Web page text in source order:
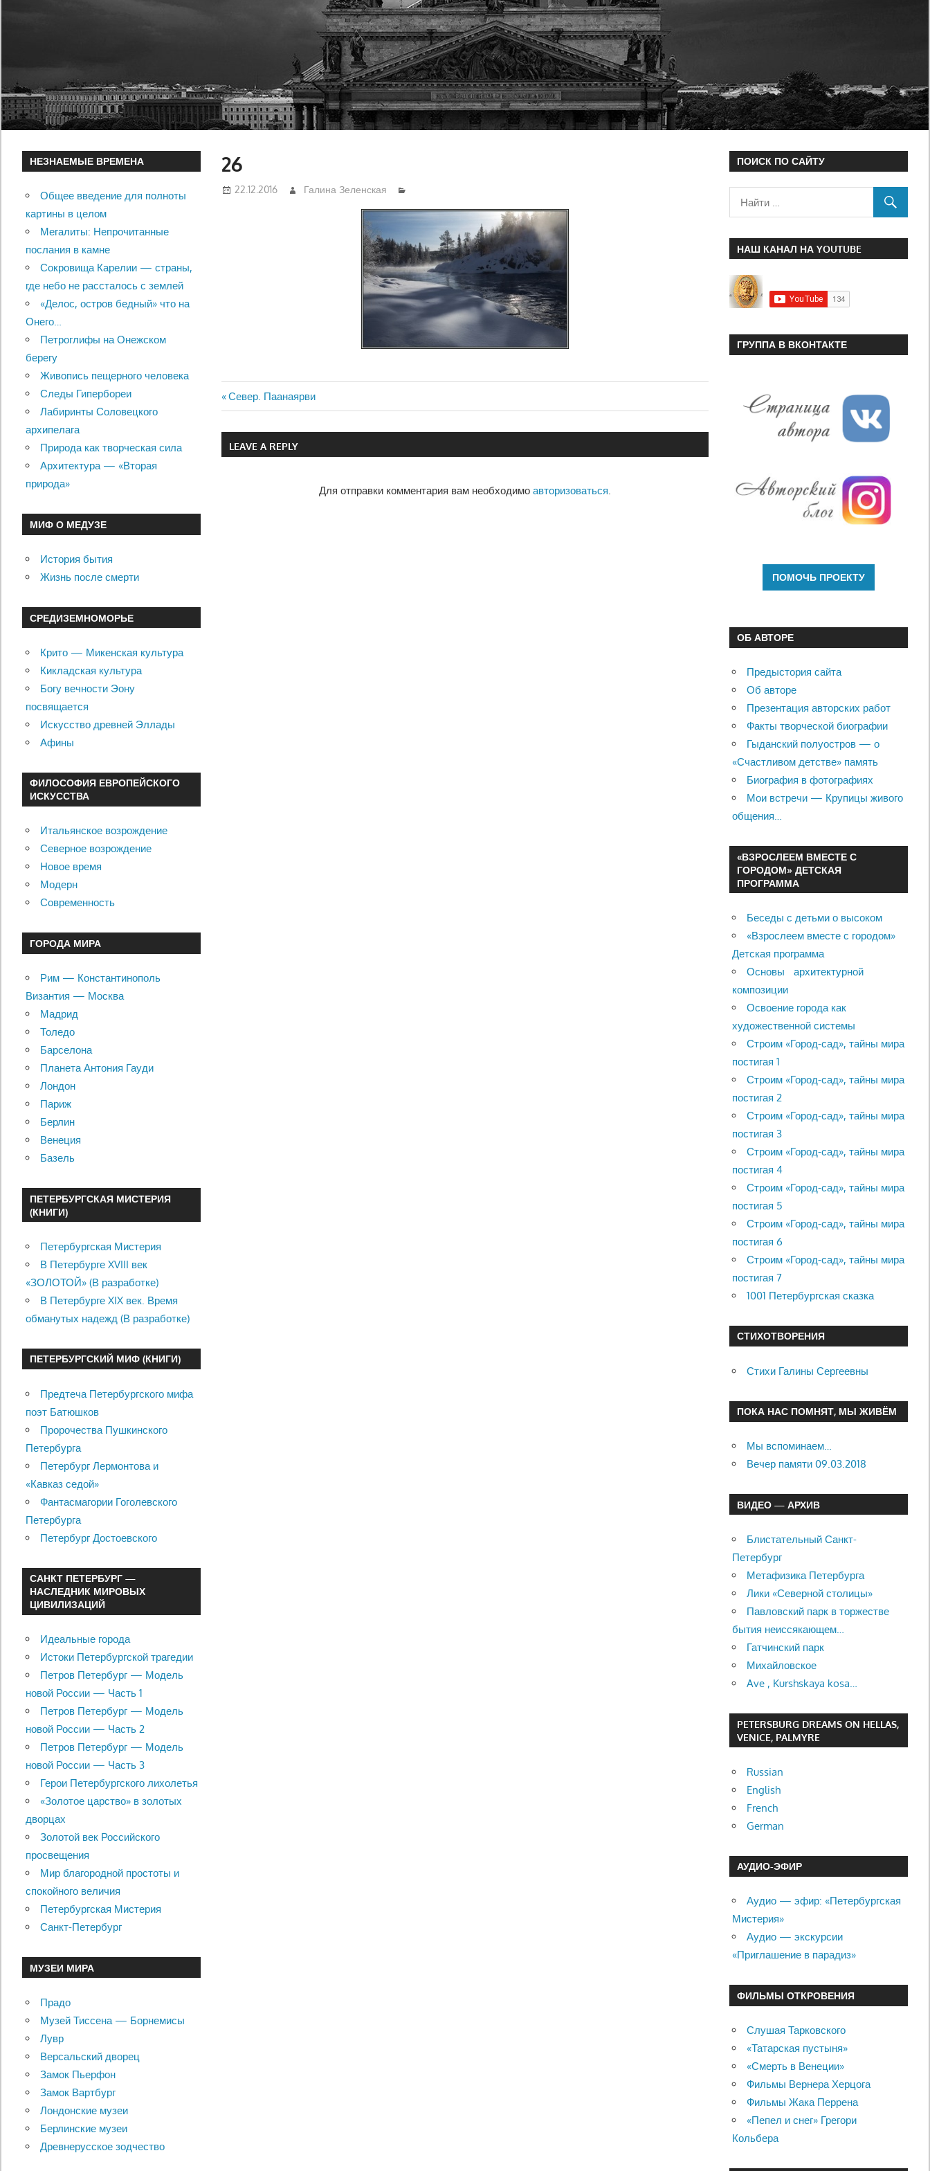
26
22.12.2016 Галина Зеленская
Навигация
по
Previous
Post:
Север. Паанаярви
LEAVE A REPLY
Для отправки комментария вам необходимо авторизоваться.
НЕЗНАЕМЫЕ ВРЕМЕНА
Общее введение для полноты
картины в целом
Мегалиты: Непрочитанные
послания в камне
Сокровища Карелии — страны,
где небо не рассталось с землей
«Делос, остров бедный» что на
Онего…
Петроглифы на Онежском
берегу
Живопись пещерного человека
Следы Гипербореи
Лабиринты Соловецкого
архипелага
Природа как творческая сила
Архитектура — «Вторая
природа»
МИФ О МЕДУЗЕ
История бытия
Жизнь после смерти
СРЕДИЗЕМНОМОРЬЕ
Крито — Микенская культура
Кикладская культура
Богу вечности Эону
посвящается
Искусство древней Эллады
Афины
ФИЛОСОФИЯ ЕВРОПЕЙСКОГО
ИСКУССТВА
Итальянское возрождение
Северное возрождение
Новое время
Модерн
Современность
ГОРОДА МИРА
Рим — Константинополь
Византия — Москва
Мадрид
Толедо
Барселона
Планета Антония Гауди
Лондон
Париж
Берлин
Венеция
Базель
ПЕТЕРБУРГСКАЯ МИСТЕРИЯ
(КНИГИ)
Петербургская Мистерия
В Петербурге XVIII век
«ЗОЛОТОЙ» (В разработке)
В Петербурге XIX век. Время
обманутых надежд (В разработке)
ПЕТЕРБУРГСКИЙ МИФ (КНИГИ)
Предтеча Петербургского мифа
поэт Батюшков
Пророчества Пушкинского
Петербурга
Петербург Лермонтова и
«Кавказ седой»
Фантасмагории Гоголевского
Петербурга
Петербург Достоевского
САНКТ ПЕТЕРБУРГ —
НАСЛЕДНИК МИРОВЫХ
ЦИВИЛИЗАЦИЙ
Идеальные города
Истоки Петербургской трагедии
Петров Петербург — Модель
новой России — Часть 1
Петров Петербург — Модель
новой России — Часть 2
Петров Петербург — Модель
новой России — Часть 3
Герои Петербургского лихолетья
«Золотое царство» в золотых
дворцах
Золотой век Российского
просвещения
Мир благородной простоты и
спокойного величия
Петербургская Мистерия
Санкт-Петербург
МУЗЕИ МИРА
Прадо
Музей Тиссена — Борнемисы
Лувр
Версальский дворец
Замок Пьерфон
Замок Вартбург
Лондонские музеи
Берлинские музеи
Древнерусское зодчество
ПОИСК ПО САЙТУ
НАШ КАНАЛ НА YOUTUBE
ГРУППА В ВКОНТАКТЕ
ОБ АВТОРЕ
Предыстория сайта
Об авторе
Презентация авторских работ
Факты творческой биографии
Гыданский полуостров — о
«Счастливом детстве» память
Биография в фотографиях
Мои встречи — Крупицы живого
общения…
«ВЗРОСЛЕЕМ ВМЕСТЕ С
ГОРОДОМ» ДЕТСКАЯ
ПРОГРАММА
Беседы с детьми о высоком
«Взрослеем вместе с городом»
Детская программа
Основы архитектурной
композиции
Освоение города как
художественной системы
Строим «Город-сад», тайны мира
постигая 1
Строим «Город-сад», тайны мира
постигая 2
Строим «Город-сад», тайны мира
постигая 3
Строим «Город-сад», тайны мира
постигая 4
Строим «Город-сад», тайны мира
постигая 5
Строим «Город-сад», тайны мира
постигая 6
Строим «Город-сад», тайны мира
постигая 7
1001 Петербургская сказка
СТИХОТВОРЕНИЯ
Стихи Галины Сергеевны
ПОКА НАС ПОМНЯТ, МЫ ЖИВЁМ
Мы вспоминаем…
Вечер памяти 09.03.2018
ВИДЕО — АРХИВ
Блистательный Санкт-
Петербург
Метафизика Петербурга
Лики «Северной столицы»
Павловский парк в торжестве
бытия неиссякающем…
Гатчинский парк
Михайловское
Ave , Kurshskaya kosa…
PETERSBURG DREAMS ON HELLAS,
VENICE, PALMYRE
Russian
English
French
German
АУДИО-ЭФИР
Аудио — эфир: «Петербургская
Мистерия»
Аудио — экскурсии
«Приглашение в парадиз»
ФИЛЬМЫ ОТКРОВЕНИЯ
Слушая Тарковского
«Татарская пустыня»
«Смерть в Венеции»
Фильмы Вернера Херцога
Фильмы Жака Перрена
«Пепел и снег» Грегори
Кольбера